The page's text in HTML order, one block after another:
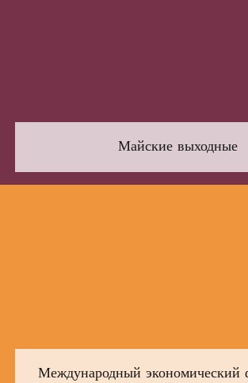
Майские выходные
Международный